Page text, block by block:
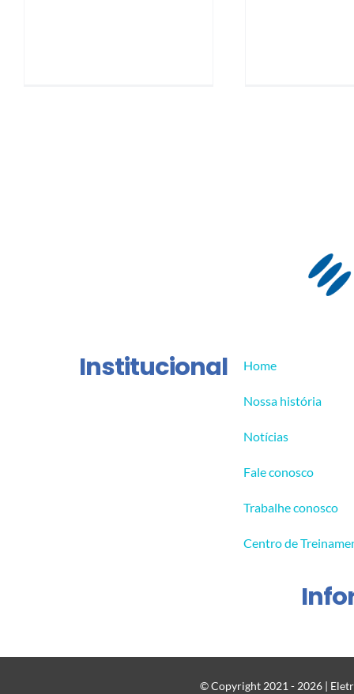
Institucional Home
Nossa história
Notícias
Fale conosco
Trabalhe conosco
Centro de
© Copyright 2021 - 2026 |